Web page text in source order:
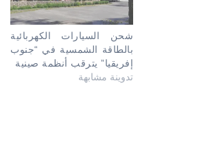
شحن السيارات الكهربائية
بالطاقة الشمسية في “جنوب
إفريقيا” يترقب أنظمة صينية
تدوينة مشابهة